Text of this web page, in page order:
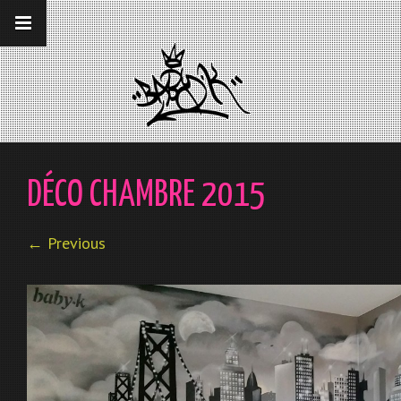
__gaTracker('require', 'displayfeatures');
__gaTracker('send','pageview');
DÉCO CHAMBRE 2015
← Previous